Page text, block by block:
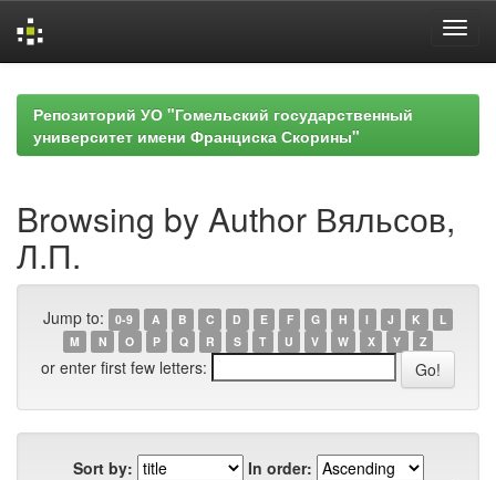
navigationРепозиторий УО "Гомельский государственный
университет имени Франциска Скорины"
Browsing by Author Вяльсов,
Л.П.
Jump to: 0-9 A B C D E F G H I J K
L
M
N O P Q R S T U V W X Y Z
or enter first few letters:
Sort by:
In order: